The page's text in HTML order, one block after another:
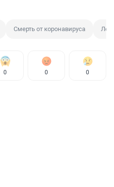
Смерть от коронавируса
0 0 0